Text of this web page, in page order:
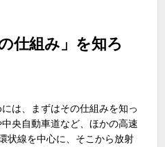
仕組み」を知ろ
は、まずはその仕組みを知っ
央自動車道など、ほかの高速
状線を中心に、そこから放射